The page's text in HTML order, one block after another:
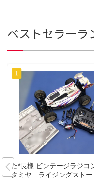
ベストセラーラ
た*長様 ビンテージラジ
タミヤ ライジングストー